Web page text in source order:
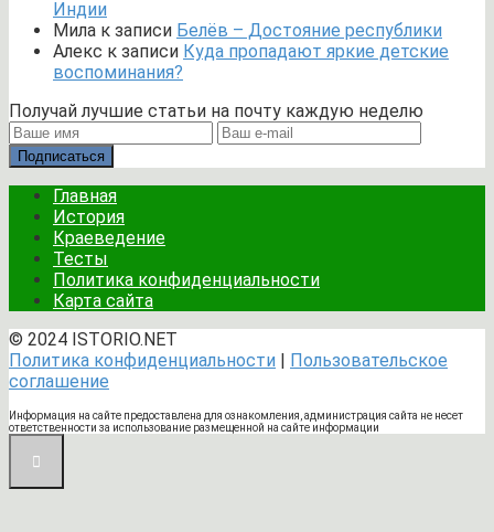
Индии
Мила к записи Белёв – Достояние республики
Алекс к записи Куда пропадают яркие детские
воспоминания?
Получай лучшие статьи на почту каждую неделю
Подписаться
Главная
История
Краеведение
Тесты
Политика конфиденциальности
Карта сайта
© 2024 ISTORIO.NET
Политика конфиденциальности | Пользовательское
соглашение
Информация на сайте предоставлена для ознакомления, администрация сайта не несет
ответственности за использование размещенной на сайте информации